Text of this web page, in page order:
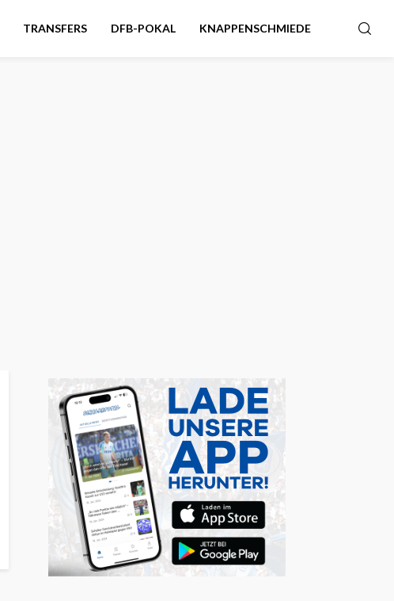
TRANSFERS DFB-POKAL KNAPPENSCHMIEDE